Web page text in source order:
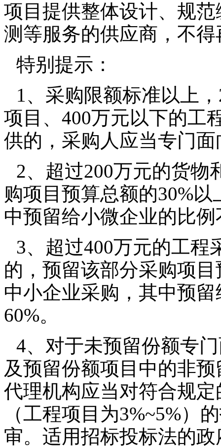
项目提供整体设计、规
测等服务的供应商，不
特别提示：
1、采购限额标准以上
项目、400万元以下的工
供的，采购人应当专门
2、超过200万元的货物
购项目预算总额的30%
中预留给小微企业的比例
3、超过400万元的工程
的，预留该部分采购项
中小企业采购，其中预
60%。
4、对于未预留份额专
及预留份额项目中的非
代理机构应当对符合规
（工程项目为3%~5%）
审。适用招标投标法的